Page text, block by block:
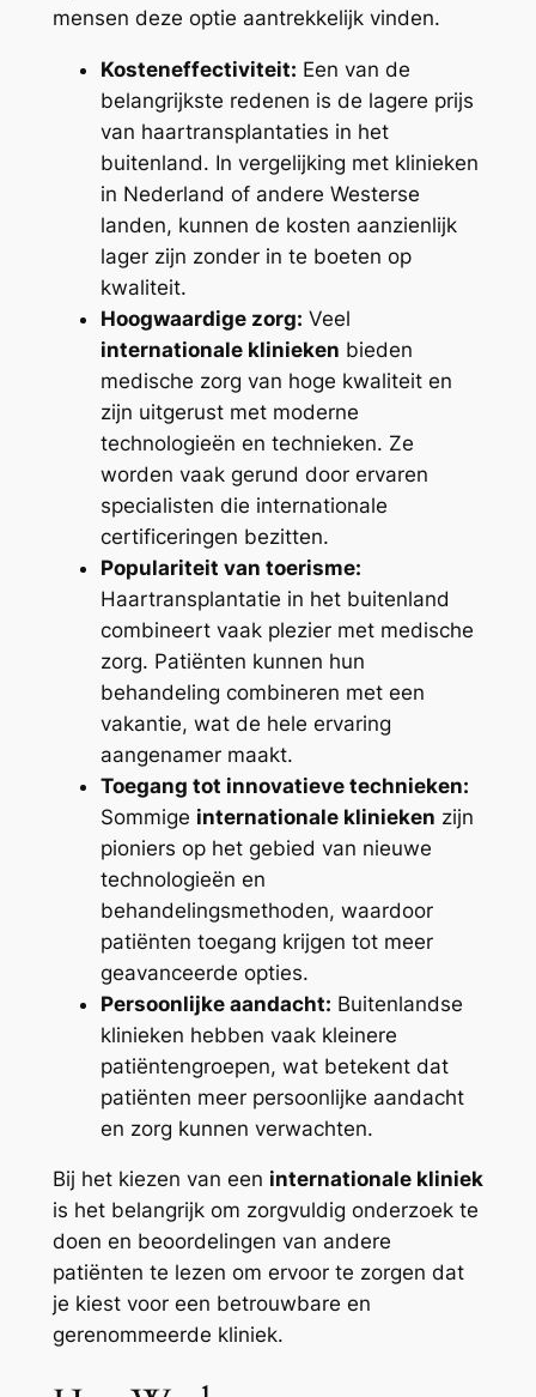
mensen deze optie aantrekkelijk vinden.
Kosteneffectiviteit: Een van de
belangrijkste redenen is de lagere prijs
van haartransplantaties in het
buitenland. In vergelijking met klinieken
in Nederland of andere Westerse
landen, kunnen de kosten aanzienlijk
lager zijn zonder in te boeten op
kwaliteit.
Hoogwaardige zorg: Veel
internationale klinieken bieden
medische zorg van hoge kwaliteit en
zijn uitgerust met moderne
technologieën en technieken. Ze
worden vaak gerund door ervaren
specialisten die internationale
certificeringen bezitten.
Populariteit van toerisme:
Haartransplantatie in het buitenland
combineert vaak plezier met medische
zorg. Patiënten kunnen hun
behandeling combineren met een
vakantie, wat de hele ervaring
aangenamer maakt.
Toegang tot innovatieve technieken:
Sommige internationale klinieken zijn
pioniers op het gebied van nieuwe
technologieën en
behandelingsmethoden, waardoor
patiënten toegang krijgen tot meer
geavanceerde opties.
Persoonlijke aandacht: Buitenlandse
klinieken hebben vaak kleinere
patiëntengroepen, wat betekent dat
patiënten meer persoonlijke aandacht
en zorg kunnen verwachten.
Bij het kiezen van een internationale kliniek
is het belangrijk om zorgvuldig onderzoek te
doen en beoordelingen van andere
patiënten te lezen om ervoor te zorgen dat
je kiest voor een betrouwbare en
gerenommeerde kliniek.